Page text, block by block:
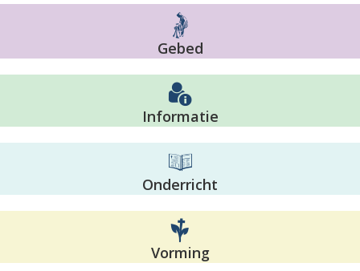
Gebed
Informatie
Onderricht
Vorming